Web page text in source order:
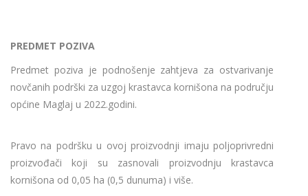
PREDMET POZIVA
Predmet poziva je podnošenje zahtjeva za ostvarivanje
novčanih podrški za uzgoj krastavca kornišona na području
općine Maglaj u 2022.godini.
Pravo na podršku u ovoj proizvodnji imaju poljoprivredni
proizvođači koji su zasnovali proizvodnju krastavca
kornišona od 0,05 ha (0,5 dunuma) i više.